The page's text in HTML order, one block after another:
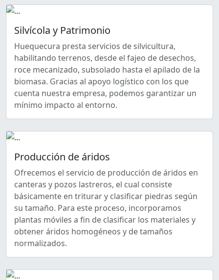
Silvícola y Patrimonio
Huequecura presta servicios de silvicultura,
habilitando terrenos, desde el fajeo de desechos,
roce mecanizado, subsolado hasta el apilado de la
biomasa. Gracias al apoyo logístico con los que
cuenta nuestra empresa, podemos garantizar un
mínimo impacto al entorno.
Producción de áridos
Ofrecemos el servicio de producción de áridos en
canteras y pozos lastreros, el cual consiste
básicamente en triturar y clasificar piedras según
su tamaño. Para este proceso, incorporamos
plantas móviles a fin de clasificar los materiales y
obtener áridos homogéneos y de tamaños
normalizados.